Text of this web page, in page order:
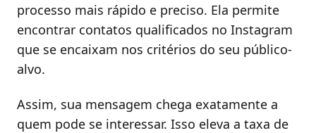
processo mais rápido e preciso. Ela permite
encontrar contatos qualificados no Instagram
que se encaixam nos critérios do seu público-
alvo.
Assim, sua mensagem chega exatamente a
quem pode se interessar. Isso eleva a taxa de